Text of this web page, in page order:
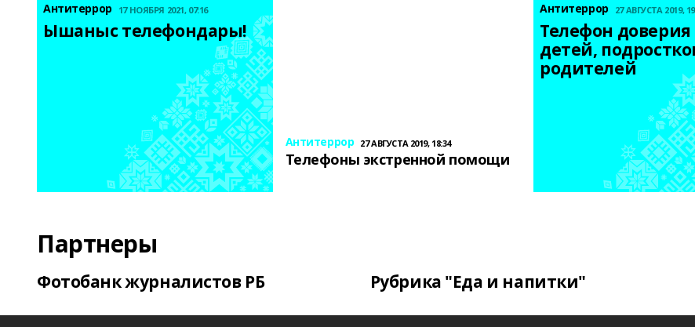
Антитеррор 17 НОЯБРЯ 2021, 07:16
Ышаныс телефондары!
Антитеррор 27 АВГУСТА 2019, 18:34
Телефоны экстренной помощи
Антитеррор 27 АВГУСТА 2019,
Телефон доверия
детей,
родителей
Партнеры
Фотобанк журналистов РБ Рубрика "Еда и напитки"